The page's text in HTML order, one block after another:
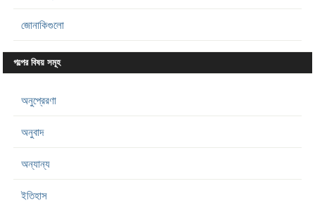
জোনাকিগুলো
গল্পের বিষয় সমূহ
অনুপ্রেরণা
অনুবাদ
অন্যান্য
ইতিহাস